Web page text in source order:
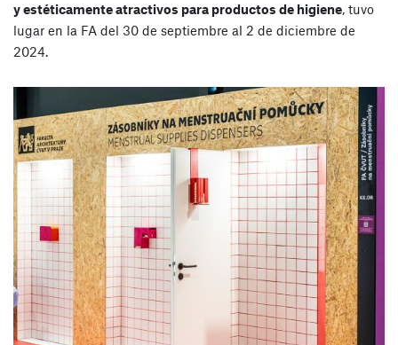
y estéticamente atractivos para productos de higiene, tuvo
lugar en la FA del 30 de septiembre al 2 de diciembre de
2024.